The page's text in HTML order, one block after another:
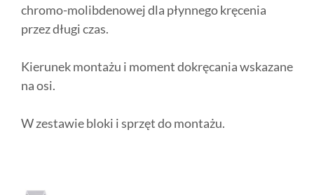
chromo-molibdenowej dla płynnego kręcenia
przez długi czas.
Kierunek montażu i moment dokręcania wskazane
na osi.
W zestawie bloki i sprzęt do montażu.